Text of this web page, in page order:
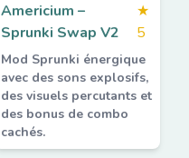
Americium –
Sprunki Swap V2
★
5
Mod Sprunki énergique
avec des sons explosifs,
des visuels percutants et
des bonus de combo
cachés.